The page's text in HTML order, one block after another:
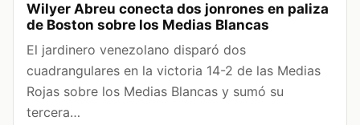
Wilyer Abreu conecta dos jonrones en paliza
de Boston sobre los Medias Blancas
El jardinero venezolano disparó dos
cuadrangulares en la victoria 14-2 de las Medias
Rojas sobre los Medias Blancas y sumó su
tercera…